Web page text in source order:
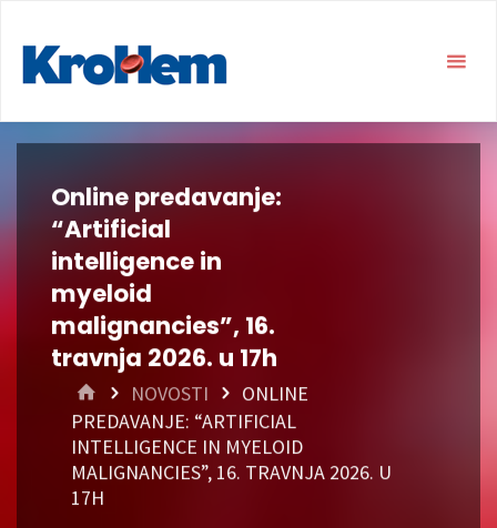
Online predavanje:
“Artificial
intelligence in
myeloid
malignancies”, 16.
travnja 2026. u 17h
HOMENOVOSTI
ONLINE
PREDAVANJE: “ARTIFICIAL
INTELLIGENCE IN MYELOID
MALIGNANCIES”, 16. TRAVNJA 2026. U
17H